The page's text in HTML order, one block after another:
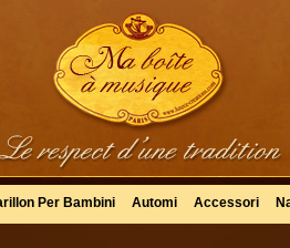
Per Bambini Automi Accessori